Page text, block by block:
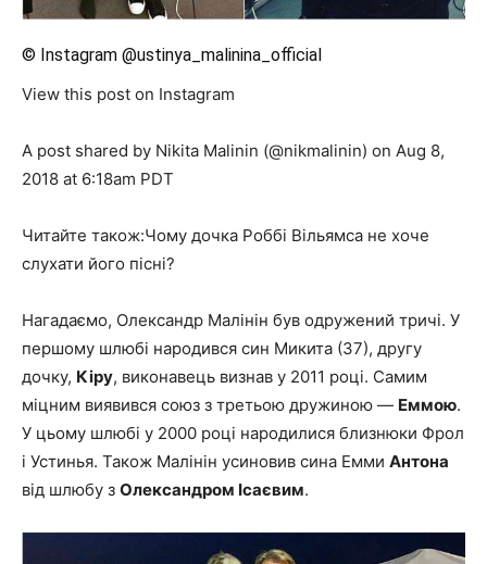
© Instagram @ustinya_malinina_official
View this post on Instagram
A post shared by Nikita Malinin (@nikmalinin) on Aug 8,
2018 at 6:18am PDT
Читайте також:Чому дочка Роббі Вільямса не хоче
слухати його пісні?
Нагадаємо, Олександр Малінін був одружений тричі. У
першому шлюбі народився син Микита (37), другу
дочку, Кіру, виконавець визнав у 2011 році. Самим
міцним виявився союз з третьою дружиною — Еммою.
У цьому шлюбі у 2000 році народилися близнюки Фрол
і Устинья. Також Малінін усиновив сина Емми Антона
від шлюбу з Олександром Ісаєвим.